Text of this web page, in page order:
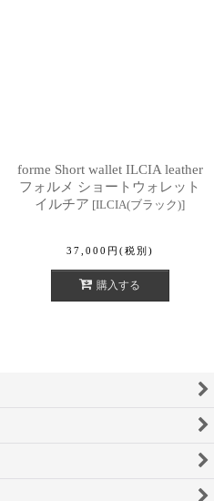
forme Short wallet ILCIA leather
フォルメ ショートウォレット
イルチア [ILCIA(ブラック)]
37,000 円 (税別)
購入する